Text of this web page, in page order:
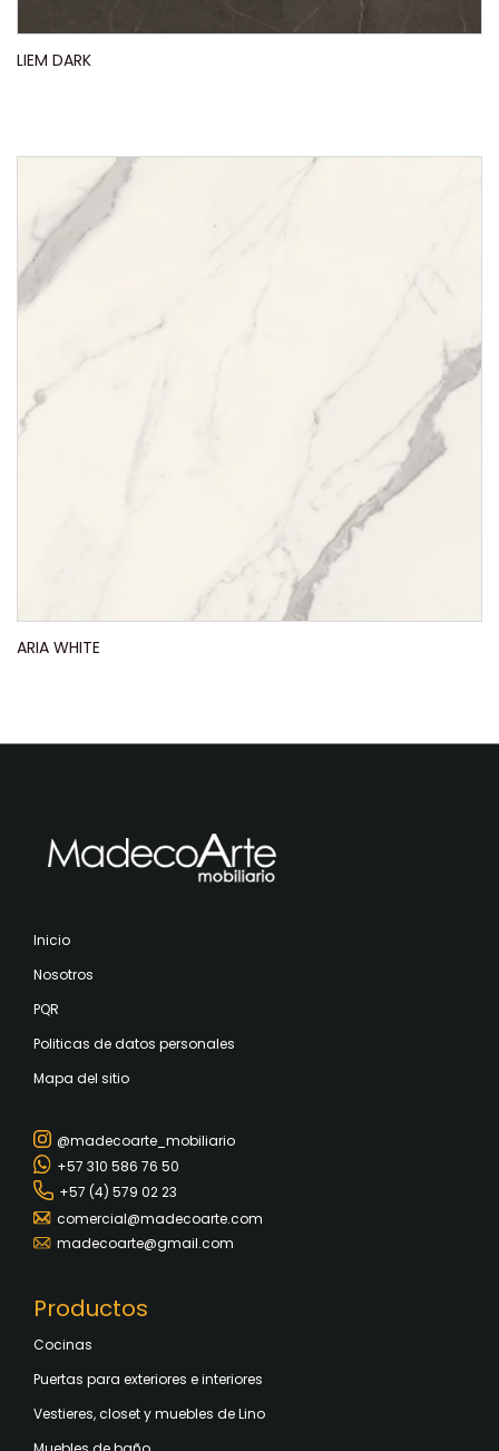
LIEM DARK
ARIA WHITE
Inicio
Nosotros
PQR
Politicas de datos personales
Mapa del sitio
@madecoarte_mobiliario
+57 310 586 76 50
+57 (4) 579 02 23
comercial@madecoarte.com
madecoarte@gmail.com
Productos
Cocinas
Puertas para exteriores e interiores
Vestieres, closet y muebles de Lino